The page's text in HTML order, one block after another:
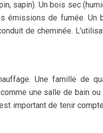
sapin). Un bois sec
émissions de fumée. Un
de cheminée.
Une famille de
une salle de bain ou
important de tenir